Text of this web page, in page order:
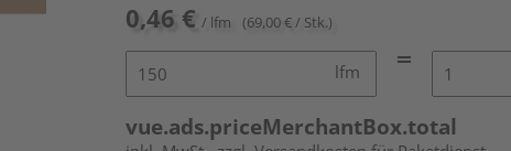
0,46 € / lfm (69,00 € / Stk.)
lfm
vue.ads.priceMerchantBox.total